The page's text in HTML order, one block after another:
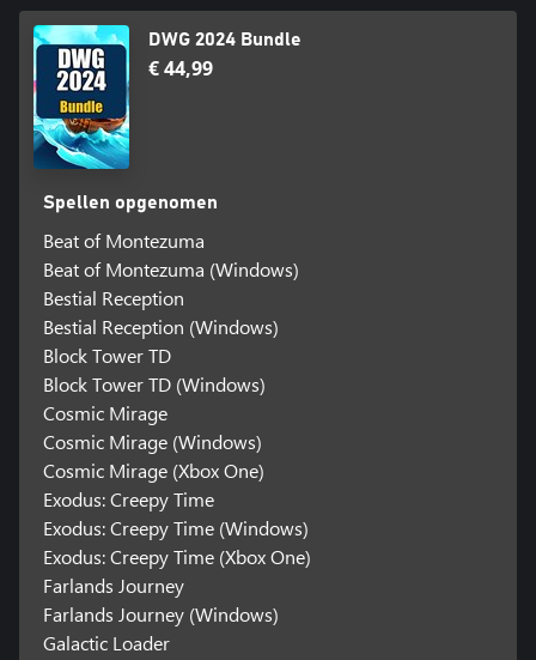
DWG 2024 Bundle
€ 44,99
Spellen opgenomen
Beat of Montezuma
Beat of Montezuma (Windows)
Bestial Reception
Bestial Reception (Windows)
Block Tower TD
Block Tower TD (Windows)
Cosmic Mirage
Cosmic Mirage (Windows)
Cosmic Mirage (Xbox One)
Exodus: Creepy Time
Exodus: Creepy Time (Windows)
Exodus: Creepy Time (Xbox One)
Farlands Journey
Farlands Journey (Windows)
Galactic Loader